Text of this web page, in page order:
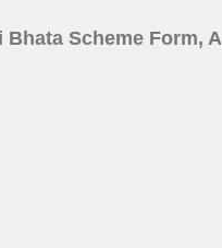
| Shilpi Bhata Scheme